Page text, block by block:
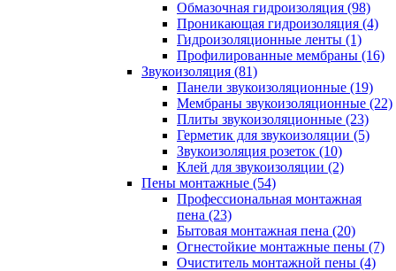
Обмазочная гидроизоляция (98)
Проникающая гидроизоляция (4)
Гидроизоляционные ленты (1)
Профилированные мембраны (16)
Звукоизоляция (81)
Панели звукоизоляционные (19)
Мембраны звукоизоляционные (22)
Плиты звукоизоляционные (23)
Герметик для звукоизоляции (5)
Звукоизоляция розеток (10)
Клей для звукоизоляции (2)
Пены монтажные (54)
Профессиональная монтажная
пена (23)
Бытовая монтажная пена (20)
Огнестойкие монтажные пены (7)
Очиститель монтажной пены (4)